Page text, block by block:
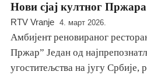
Нови сјај култног Пржара
RTV Vranje 4. март 2026.
Амбијент реновираног
Пржар” Један од
угоститељства на југу Србије,